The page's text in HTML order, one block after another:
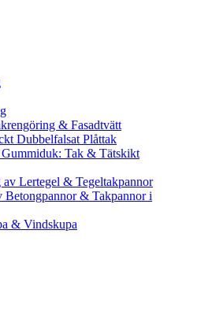
& Fasadtvätt
Dubbelfalsat Plåttak
Tak & Tätskikt
av Lertegel & Tegeltakpannor
Betongpannor & Takpannor i
& Vindskupa